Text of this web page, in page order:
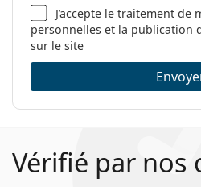
Marque:
Persol
Code:
J’accepte letraitement de
personnelles et la publication
sur le site
Vérifié par nos